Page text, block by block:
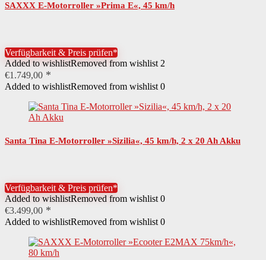
SAXXX E-Motorroller »Prima E«, 45 km/h
Verfügbarkeit & Preis prüfen*
Added to wishlistRemoved from wishlist 2
€1.749,00
Added to wishlistRemoved from wishlist 0
Santa Tina E-Motorroller »Sizilia«, 45 km/h, 2 x 20 Ah Akku
Verfügbarkeit & Preis prüfen*
Added to wishlistRemoved from wishlist 0
€3.499,00
Added to wishlistRemoved from wishlist 0